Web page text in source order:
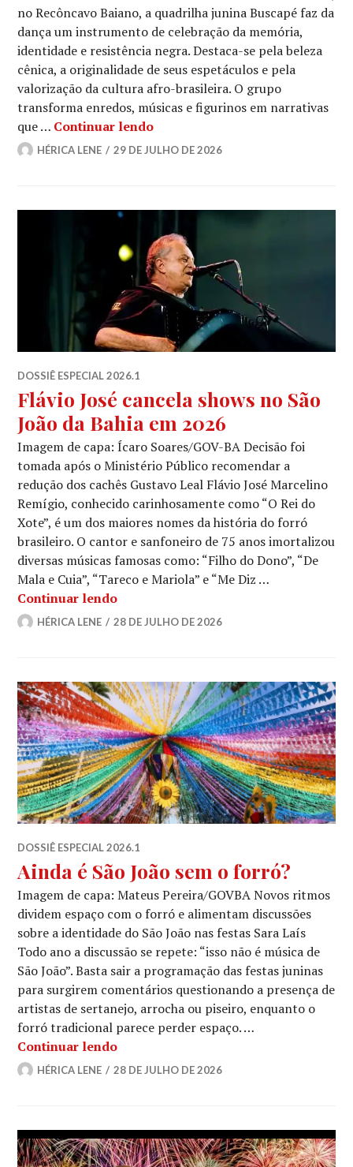
no Recôncavo Baiano, a quadrilha junina Buscapé faz da
dança um instrumento de celebração da memória,
identidade e resistência negra. Destaca-se pela beleza
cênica, a originalidade de seus espetáculos e pela
valorização da cultura afro-brasileira. O grupo
transforma enredos, músicas e figurinos em narrativas
que … Continuar lendoBuscapé: a quadrilha junina
HÉRICA LENE 29 DE JULHO DE 2026
DOSSIÊ ESPECIAL 2026.1
Flávio José cancela shows no São
João da Bahia em 2026
Imagem de capa: Ícaro Soares/GOV-BA Decisão foi
tomada após o Ministério Público recomendar a
redução dos cachês Gustavo Leal Flávio José Marcelino
Remígio, conhecido carinhosamente como “O Rei do
Xote”, é um dos maiores nomes da história do forró
brasileiro. O cantor e sanfoneiro de 75 anos imortalizou
diversas músicas famosas como: “Filho do Dono”, “De
Mala e Cuia”, “Tareco e Mariola” e “Me Diz …
Continuar lendoFlávio José cancela shows no São
HÉRICA LENE 28 DE JULHO DE 2026
DOSSIÊ ESPECIAL 2026.1
Ainda é São João sem o forró?
Imagem de capa: Mateus Pereira/GOVBA Novos ritmos
dividem espaço com o forró e alimentam discussões
sobre a identidade do São João nas festas Sara Laís
Todo ano a discussão se repete: “isso não é música de
São João”. Basta sair a programação das festas juninas
para surgirem comentários questionando a presença de
artistas de sertanejo, arrocha ou piseiro, enquanto o
forró tradicional parece perder espaço. …
Continuar lendoAinda é São João sem o forró?
HÉRICA LENE 28 DE JULHO DE 2026